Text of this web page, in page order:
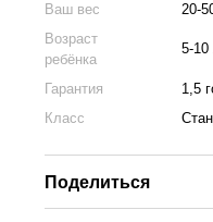
Ваш вес
20-
Возраст
ребёнка
5-10
Гарантия
1,5
Класс
Поделиться